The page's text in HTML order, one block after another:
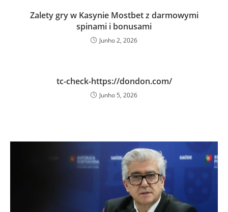
Zalety gry w Kasynie Mostbet z darmowymi
spinami i bonusami
Junho 2, 2026
tc-check-https://dondon.com/
Junho 5, 2026